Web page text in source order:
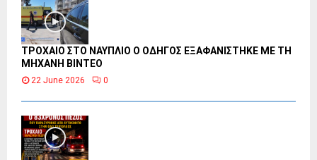
ΤΡΟΧΑΙΟ ΣΤΟ ΝΑΥΠΛΙΟ Ο ΟΔΗΓΟΣ ΕΞΑΦΑΝΙΣΤΗΚΕ ΜΕ ΤΗ
ΜΗΧΑΝΗ ΒΙΝΤΕΟ
22 June 2026 0